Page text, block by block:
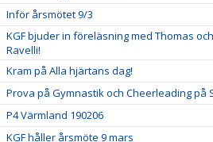
Inför årsmötet 9/3
KGF bjuder in föreläsning med Thomas
Ravelli!
Kram på Alla hjärtans dag!
Prova på Gymnastik och Cheerleading på
P4 Värmland 190206
KGF håller årsmöte 9 mars